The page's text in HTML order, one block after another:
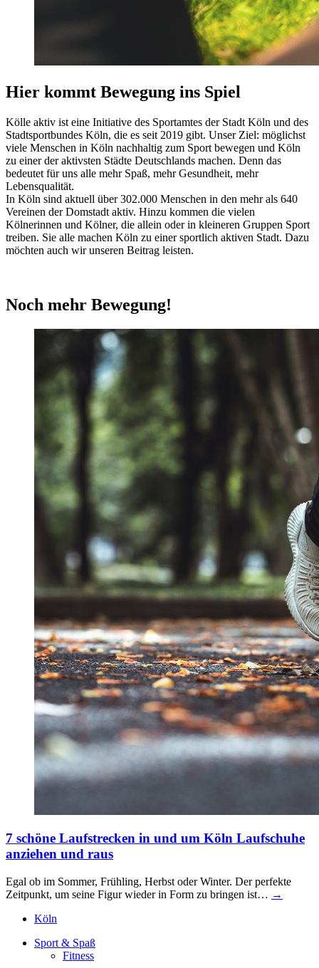
Hier kommt Bewegung ins Spiel
Kölle aktiv ist eine Initiative des Sportamtes der Stadt Köln und des
Stadtsportbundes Köln, die es seit 2019 gibt. Unser Ziel: möglichst
viele Menschen in Köln nachhaltig zum Sport bewegen und Köln
zu einer der aktivsten Städte Deutschlands machen. Denn das
bedeutet für uns alle mehr Spaß, mehr Gesundheit, mehr
Lebensqualität.
In Köln sind aktuell über 302.000 Menschen in den mehr als 640
Vereinen der Domstadt aktiv. Hinzu kommen die vielen
Kölnerinnen und Kölner, die allein oder in kleineren Gruppen Sport
treiben. Sie alle machen Köln zu einer sportlich aktiven Stadt. Dazu
möchten auch wir unseren Beitrag leisten.
Noch mehr Bewegung!
7 schöne Laufstrecken in und um Köln Laufschuhe
anziehen und raus
Egal ob im Sommer, Frühling, Herbst oder Winter. Der perfekte
Zeitpunkt, um seine Figur wieder in Form zu bringen ist… →
Köln
Sport & Spaß
Fitness